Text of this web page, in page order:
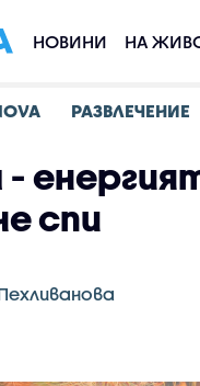
НОВИНИ НА
РАЗВЛЕЧЕНИЕ
-
спи